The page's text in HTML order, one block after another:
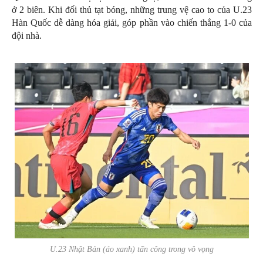
ở 2 biên. Khi đối thủ tạt bóng, những trung vệ cao to của U.23
Hàn Quốc dễ dàng hóa giải, góp phần vào chiến thắng 1-0 của
đội nhà.
U.23 Nhật Bản (áo xanh) tấn công trong vô vọng